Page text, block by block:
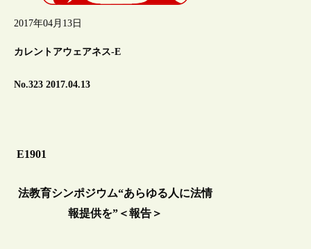
2017年04月13日
カレントアウェアネス-E
No.323 2017.04.13
E1901
法教育シンポジウム“あらゆる人に法情
報提供を”＜報告＞